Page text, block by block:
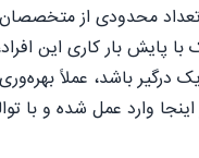
محدودی از
پایش بار کاری این
باشد، عملاً بهره‌وری
وارد عمل شده و با